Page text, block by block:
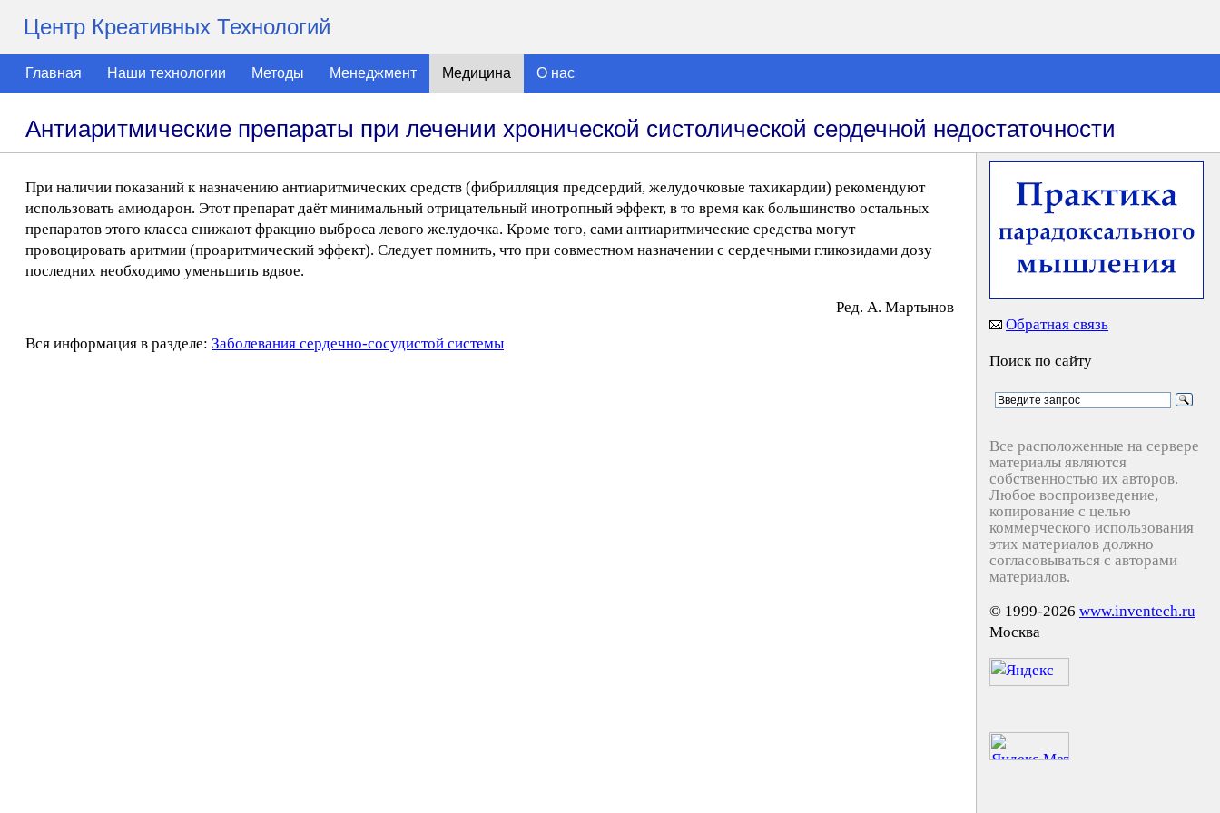
Центр Креативных Технологий
Главная Наши технологии Методы Менеджмент Медицина О нас
Антиаритмические препараты при лечении хронической систолической сердечной недостаточности
При наличии показаний к назначению антиаритмических средств (фибрилляция предсердий, желудочковые тахикардии) рекомендуют
использовать амиодарон. Этот препарат даёт минимальный отрицательный инотропный эффект, в то время как большинство остальных
препаратов этого класса снижают фракцию выброса левого желудочка. Кроме того, сами антиаритмические средства могут
провоцировать аритмии (проаритмический эффект). Следует помнить, что при совместном назначении с сердечными гликозидами дозу
последних необходимо уменьшить вдвое.
Peд. A. Mapтынoв
Вся информация в разделе: Заболевания сердечно-сосудистой системы
Обратная связь
Поиск по сайту
Все расположенные на сервере
материалы являются
собственностью их авторов.
Любое воспроизведение,
копирование с целью
коммерческого использования
этих материалов должно
согласовываться с авторами
материалов.
© 1999-2026 www.inventech.ru
Москва